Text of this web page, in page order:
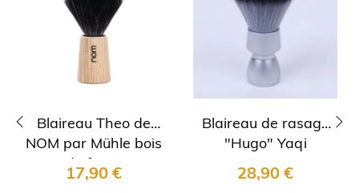
Blaireau Theo de
NOM par Mühle bois
de frene
17,90 €
Blaireau de rasage
"Hugo" Yaqi
28,90 €